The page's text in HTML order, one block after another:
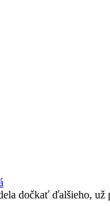
dočkať ďalšieho,